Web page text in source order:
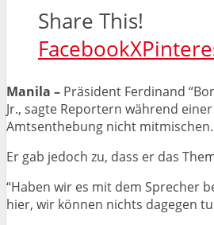
Share This!
FacebookX
Manila – Präsident Ferdinand
Jr., sagte Reportern während
Amtsenthebung nicht mitmischen.
Er gab jedoch zu, dass er das
“Haben wir es mit dem Sprecher
hier, wir können nichts dagegen